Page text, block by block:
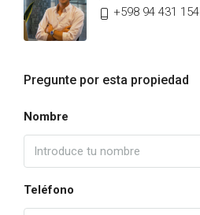
+598 94 431 154
Pregunte por esta propiedad
Nombre
Teléfono